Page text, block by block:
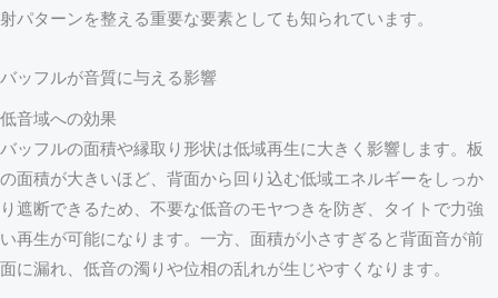
射パターンを整える重要な要素としても知られています。
バッフルが音質に与える影響
低音域への効果
バッフルの面積や縁取り形状は低域再生に大きく影響します。板
の面積が大きいほど、背面から回り込む低域エネルギーをしっか
り遮断できるため、不要な低音のモヤつきを防ぎ、タイトで力強
い再生が可能になります。一方、面積が小さすぎると背面音が前
面に漏れ、低音の濁りや位相の乱れが生じやすくなります。